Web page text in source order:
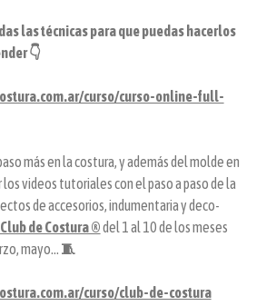
las técnicas para que puedas hacerlos
👇
curso/curso-online-full-
más en la costura, y además del molde en
videos tutoriales con el paso a paso de la
de accesorios, indumentaria y deco-
Club de Costura ®del 1 al 10 de los meses
mayo... 🧵
curso/club-de-costura